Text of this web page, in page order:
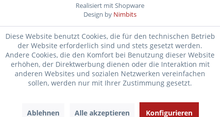
Realisiert mit Shopware
Design by Nimbits
Diese Website benutzt Cookies, die für den technischen Betrieb
der Website erforderlich sind und stets gesetzt werden.
Andere Cookies, die den Komfort bei Benutzung dieser Website
erhöhen, der Direktwerbung dienen oder die Interaktion mit
anderen Websites und sozialen Netzwerken vereinfachen
sollen, werden nur mit Ihrer Zustimmung gesetzt.
Ablehnen Alle akzeptieren Konfigurieren